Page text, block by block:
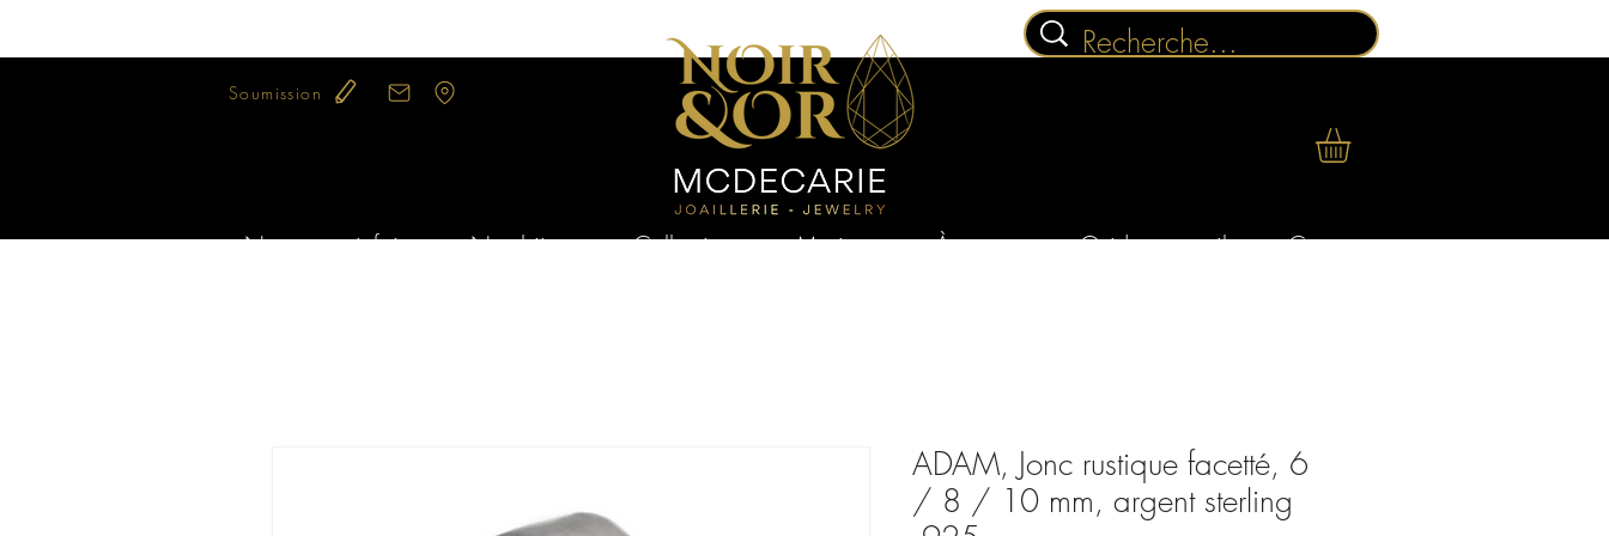
Soumission
Notre savoir-faire Nos bijoux Collections Mariage À propos Guides conseils Contact
ADAM, Jonc rustique facetté, 6
/ 8 / 10 mm, argent sterling